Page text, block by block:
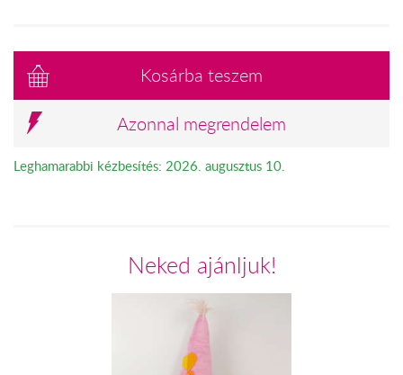
Kosárba teszem
Azonnal megrendelem
Leghamarabbi kézbesítés: 2026. augusztus 10.
Neked ajánljuk!